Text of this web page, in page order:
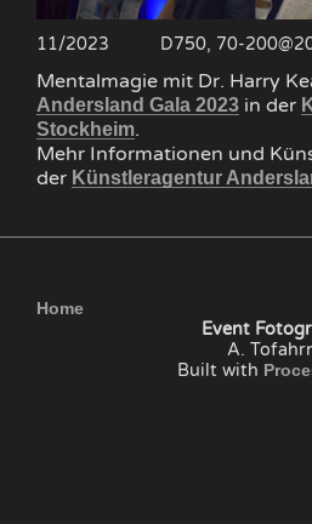
11/2023 D750, 70-
Mentalmagie mit Dr. Harry
Andersland Gala 2023 in der
Stockheim.
Mehr Informationen und
der Künstleragentur
Home
Event
A.
Built with